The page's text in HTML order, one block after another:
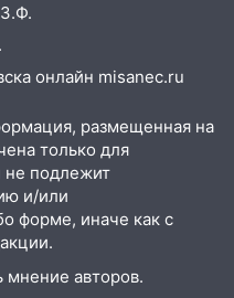
онлайн misanec.ru
размещенная на
только для
не подлежит
и/или
форме, иначе как с
мнение авторов.